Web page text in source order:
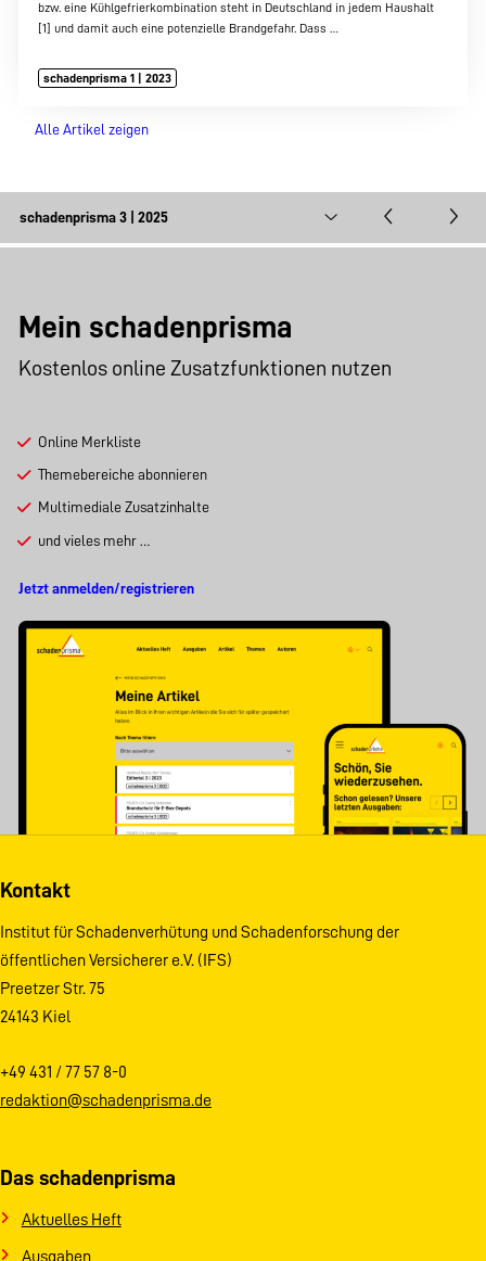
bzw. eine Kühlgefrierkombination steht in Deutschland in jedem Haushalt
[1] und damit auch eine potenzielle Brandgefahr. Dass
schadenprisma 1 | 2023
Alle Artikel zeigen
Mein schadenprisma
Kostenlos online Zusatzfunktionen nutzen
Online Merkliste
Themebereiche abonnieren
Multimediale Zusatzinhalte
und vieles mehr …
Jetzt anmelden/registrieren
Kontakt
Institut für Schadenverhütung und Schadenforschung der
öffentlichen Versicherer e.V. (IFS)
Preetzer Str. 75
24143 Kiel
+49 431 / 77 57 8-0
redaktion@schadenprisma.de
Das schadenprisma
Aktuelles Heft
Ausgaben